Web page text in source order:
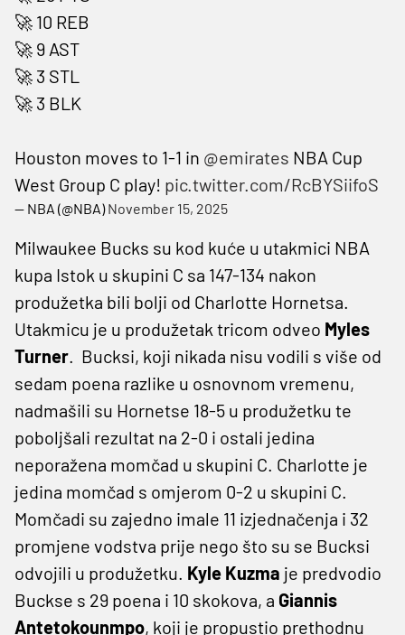
🚀 10 REB
🚀 9 AST
🚀 3 STL
🚀 3 BLK
Houston moves to 1-1 in @emirates NBA Cup
West Group C play! pic.twitter.com/RcBYSiifoS
— NBA (@NBA)November 15, 2025
Milwaukee Bucks su kod kuće u utakmici NBA
kupa Istok u skupini C sa 147-134 nakon
produžetka bili bolji od Charlotte Hornetsa.
Utakmicu je u produžetak tricom odveo Myles
Turner. Bucksi, koji nikada nisu vodili s više od
sedam poena razlike u osnovnom vremenu,
nadmašili su Hornetse 18-5 u produžetku te
poboljšali rezultat na 2-0 i ostali jedina
neporažena momčad u skupini C. Charlotte je
jedina momčad s omjerom 0-2 u skupini C.
Momčadi su zajedno imale 11 izjednačenja i 32
promjene vodstva prije nego što su se Bucksi
odvojili u produžetku. Kyle Kuzma je predvodio
Buckse s 29 poena i 10 skokova, a Giannis
Antetokounmpo, koji je propustio prethodnu